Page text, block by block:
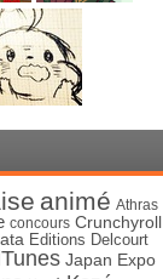
animé Athras
concours Crunchyroll
Editions Delcourt
Japan Expo